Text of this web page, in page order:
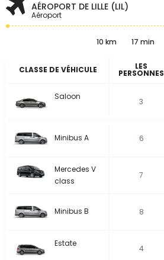
AÉROPORT DE LILLE (LIL)
Aéroport
10 km 17 min
CLASSE DE VÉHICULE LES
PERSONNES
Saloon
3
Minibus A 6
Mercedes V
class
7
Minibus B 8
Estate
4